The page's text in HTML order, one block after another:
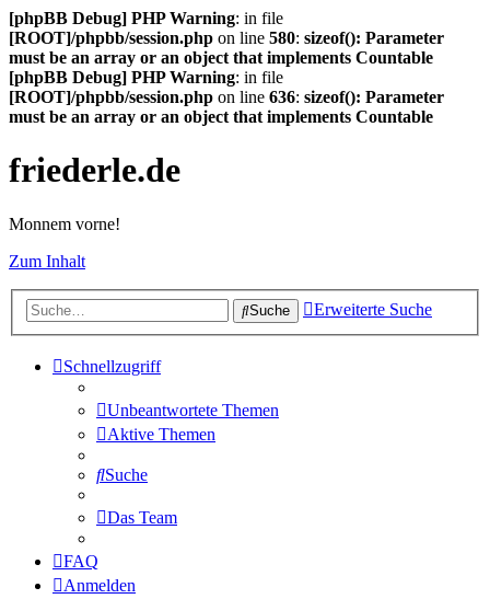
[phpBB Debug] PHP Warning: in file
[ROOT]/phpbb/session.php on line 580: sizeof(): Parameter
must be an array or an object that implements Countable
[phpBB Debug] PHP Warning: in file
[ROOT]/phpbb/session.php on line 636: sizeof(): Parameter
must be an array or an object that implements Countable
friederle.de
Monnem vorne!
Zum Inhalt
Suche Erweiterte Suche
Schnellzugriff
Unbeantwortete Themen
Aktive Themen
Suche
Das Team
FAQ
Anmelden